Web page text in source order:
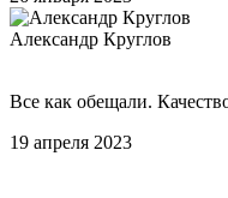
Александр Круглов
Все как обещали.
19 апреля 2023